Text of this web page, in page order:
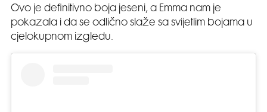
Ovo je definitivno boja jeseni, a Emma nam je
pokazala i da se odlično slaže sa svijetlim bojama u
cjelokupnom izgledu.